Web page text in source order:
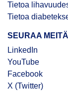
Tietoa
Tietoa
SEURAA MEITÄ
LinkedIn
YouTube
Facebook
X (Twitter)